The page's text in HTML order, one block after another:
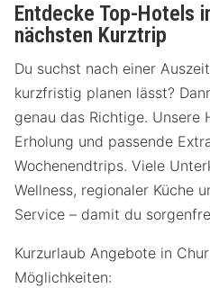
Entdecke Top-Hotels
nächsten Kurztrip
Du suchst nach einer
kurzfristig planen lässt?
genau das Richtige. Unsere
Erholung und passende
Wochenendtrips. Viele
Wellness, regionaler Küche
Service – damit du
Kurzurlaub Angebote in
Möglichkeiten: